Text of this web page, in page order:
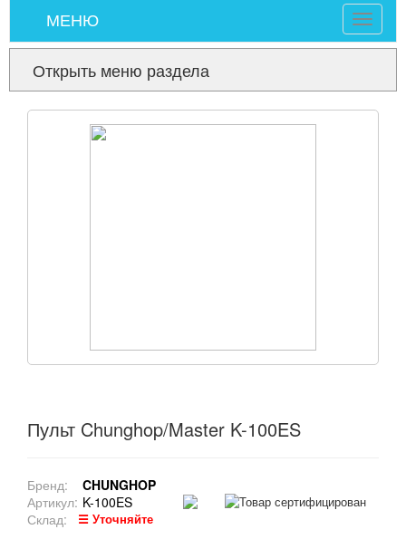
Toggle
МЕНЮ
Открыть меню раздела
Пульт Chunghop/Master K-100ES
Бренд:
CHUNGHOP
Артикул: K-100ES
Склад:
☰ Уточняйте